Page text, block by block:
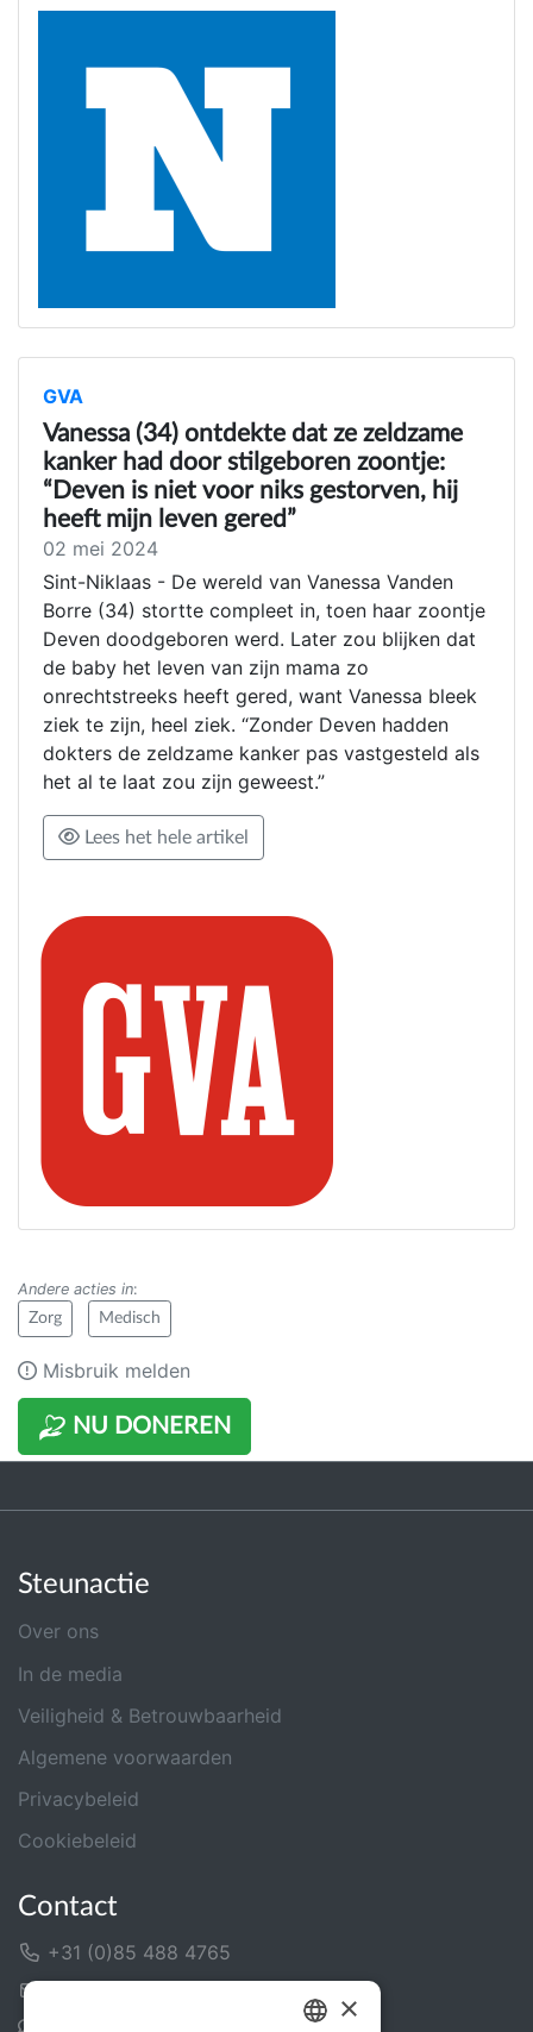
NU DONEREN
GVA
Vanessa (34) ontdekte dat ze zeldzame
kanker had door stilgeboren zoontje:
“Deven is niet voor niks gestorven, hij
heeft mijn leven gered”
02 mei 2024
Sint-Niklaas - De wereld van Vanessa Vanden
Borre (34) stortte compleet in, toen haar zoontje
Deven doodgeboren werd. Later zou blijken dat
de baby het leven van zijn mama zo
onrechtstreeks heeft gered, want Vanessa bleek
ziek te zijn, heel ziek. “Zonder Deven hadden
dokters de zeldzame kanker pas vastgesteld als
het al te laat zou zijn geweest.”
Lees het hele artikel
Andere acties in:
Zorg Medisch
Misbruik melden
Steunactie
Over ons
In de media
Veiligheid & Betrouwbaarheid
Algemene voorwaarden
Privacybeleid
Cookiebeleid
Contact
+31 (0)85 488 4765
×